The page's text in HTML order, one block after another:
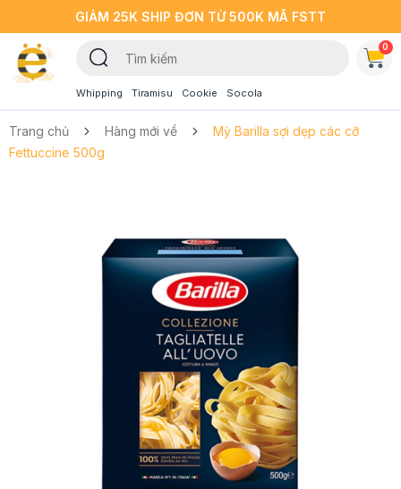
GIẢM 25K SHIP ĐƠN TỪ 500K MÃ FSTT
Whipping Tiramisu Cookie Socola
0
Trang chủ Hàng mới về
Mỳ Barilla sợi dẹp các cỡ
Fettuccine 500g